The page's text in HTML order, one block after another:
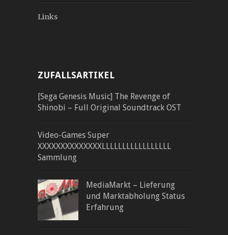
Links
ZUFALLSARTIKEL
[Sega Genesis Music] The Revenge of
Shinobi – Full Original Soundtrack OST
Video-Games Super
XXXXXXXXXXXXXXLLLLLLLLLLLLLLLLL
Sammlung
MediaMarkt – Lieferung
und Marktabholung Status
Erfahrung